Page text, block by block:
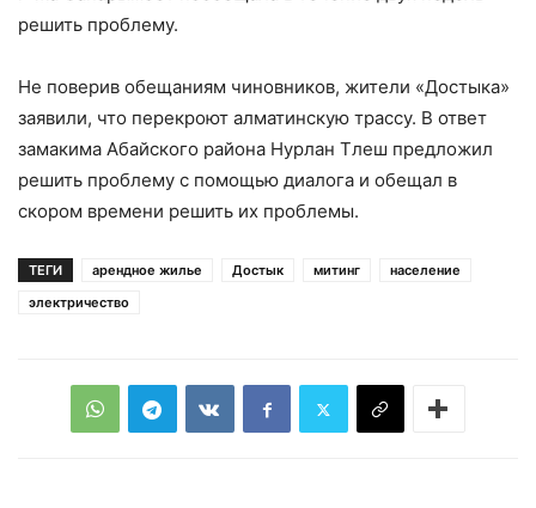
решить проблему.
Не поверив обещаниям чиновников, жители «Достыка»
заявили, что перекроют алматинскую трассу. В ответ
замакима Абайского района Нурлан Тлеш предложил
решить проблему с помощью диалога и обещал в
скором времени решить их проблемы.
ТЕГИ арендное жилье Достык митинг
население
электричество